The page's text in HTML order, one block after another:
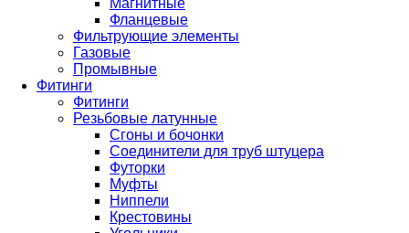
Магнитные
Фланцевые
Фильтрующие элементы
Газовые
Промывные
Фитинги
Фитинги
Резьбовые латунные
Сгоны и бочонки
Соединители для труб штуцера
Футорки
Муфты
Ниппели
Крестовины